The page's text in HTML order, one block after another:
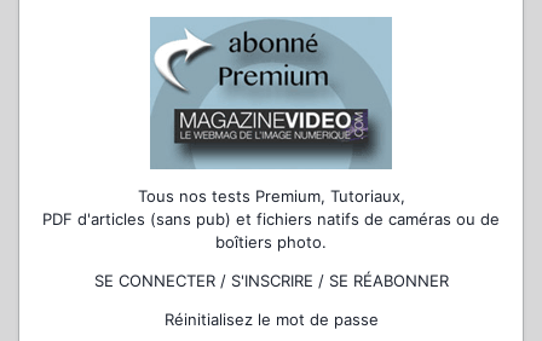
Tous nos tests Premium, Tutoriaux,
PDF d'articles (sans pub) et fichiers natifs de caméras ou de
boîtiers photo.
SE CONNECTER / S'INSCRIRE / SE RÉABONNER
Réinitialisez le mot de passe